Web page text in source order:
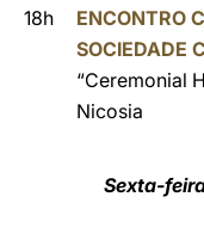
18h
ENCONTRO
SOCIEDADE
“Ceremonial
Nicosia
Sexta-